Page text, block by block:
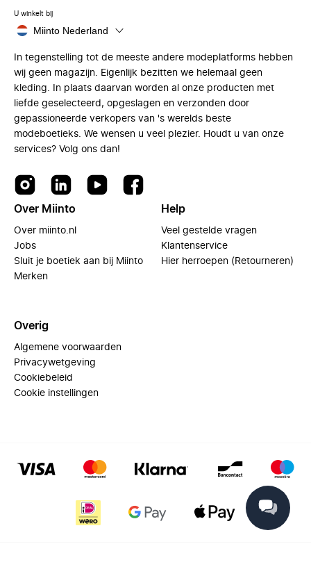
U winkelt bij
Miinto Nederland
In tegenstelling tot de meeste andere modeplatforms hebben
wij geen magazijn. Eigenlijk bezitten we helemaal geen
kleding. In plaats daarvan worden al onze producten met
liefde geselecteerd, opgeslagen en verzonden door
gepassioneerde verkopers van 's werelds beste
modeboetieks. We wensen u veel plezier. Houdt u van onze
services? Volg ons dan!
Over Miinto
Over miinto.nl
Jobs
Sluit je boetiek aan bij Miinto
Merken
Help
Veel gestelde vragen
Klantenservice
Hier herroepen (Retourneren)
Overig
Algemene voorwaarden
Privacywetgeving
Cookiebeleid
Cookie instellingen